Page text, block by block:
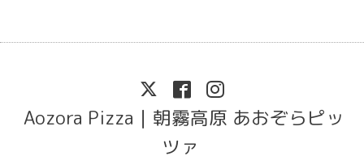
Aozora Pizza｜朝霧高原 あおぞらピッ
ツァ